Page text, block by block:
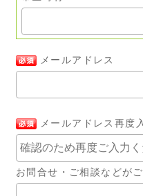
メールアドレス
メールアドレス再度
お問合せ・ご相談などが